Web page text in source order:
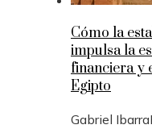
Cómo la
impulsa la
financiera y
Egipto
Gabriel Ibarra